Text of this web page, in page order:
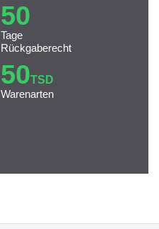
50
Tage
Rückgaberecht
50TSD
Warenarten